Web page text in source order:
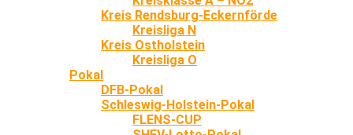
Kreis Rendsburg-Eckernförde
Kreisliga N
Kreis Ostholstein
Kreisliga O
Pokal
DFB-Pokal
Schleswig-Holstein-Pokal
FLENS-CUP